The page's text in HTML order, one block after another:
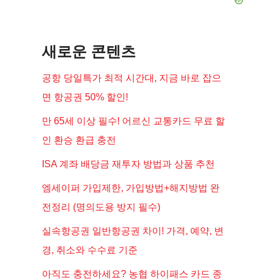
새로운 콘텐츠
공항 당일특가 최적 시간대, 지금 바로 잡으
면 항공권 50% 할인!
만 65세 이상 필수! 어르신 교통카드 무료 할
인 환승 환급 충전
ISA 계좌 배당금 재투자 방법과 상품 추천
엠세이퍼 가입제한, 가입방법+해지방법 완
전정리 (명의도용 방지 필수)
실속항공권 일반항공권 차이! 가격, 예약, 변
경, 취소와 수수료 기준
아직도 충전하세요? 농협 하이패스 카드 종